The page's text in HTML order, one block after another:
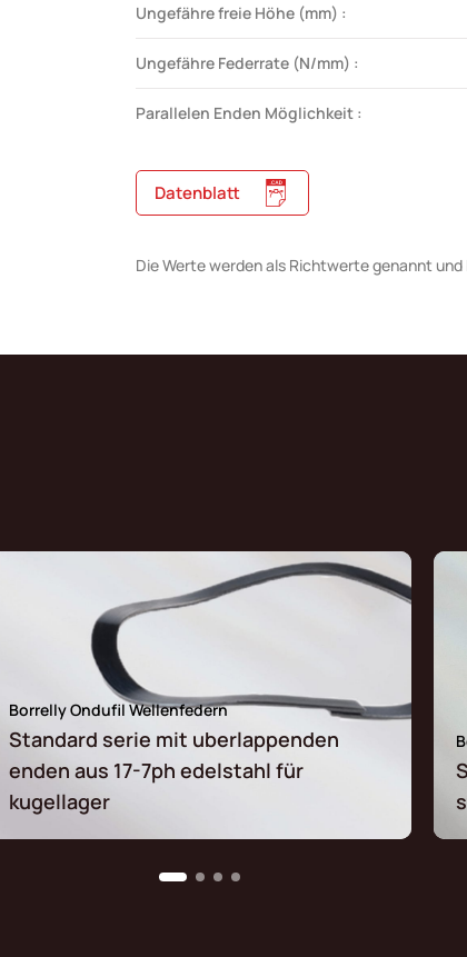
Ungefähre freie Höhe (mm) :
Ungefähre Federrate (N/mm) :
Parallelen Enden Möglichkeit :
Datenblatt
Die Werte werden als Richtwerte genannt
Borrelly Ondufil Wellenfedern
Standard serie mit uberlappenden
enden aus 17-7ph edelstahl für
kugellager